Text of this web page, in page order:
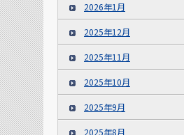
2026年1月
2025年12月
2025年11月
2025年10月
2025年9月
2025年8月